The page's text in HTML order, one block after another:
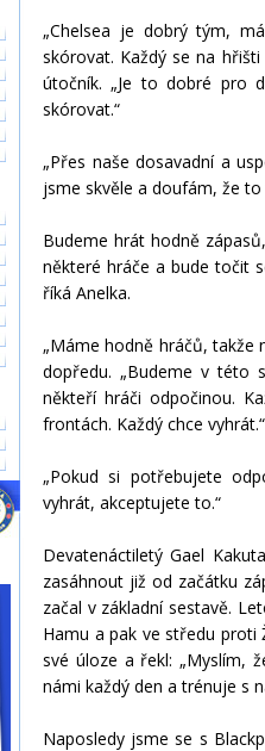
„Chelsea je dobrý tým,
skórovat. Každý se na
útočník. „Je to dobré pro
skórovat.“
„Přes naše dosavadní a
jsme skvěle a doufám, že
Budeme hrát hodně
některé hráče a bude točit
říká Anelka.
„Máme hodně hráčů, takže
dopředu. „Budeme v této
někteří hráči odpočinou.
frontách. Každý chce vyhrát.“
„Pokud si potřebujete
vyhrát, akceptujete to.“
Devatenáctiletý Gael
zasáhnout již od začátku
začal v základní sestavě.
Hamu a pak ve středu proti
své úloze a řekl: „Myslím,
námi každý den a trénuje s
Naposledy jsme se s